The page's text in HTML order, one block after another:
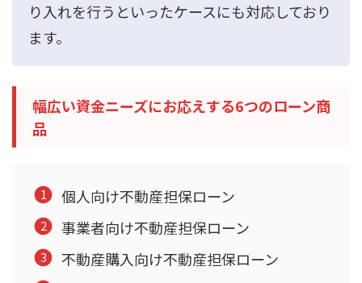
り入れを行うといったケースにも対応しており
ます。
幅広い資金ニーズにお応えする6つのローン商
品
個人向け不動産担保ローン
事業者向け不動産担保ローン
不動産購入向け不動産担保ローン